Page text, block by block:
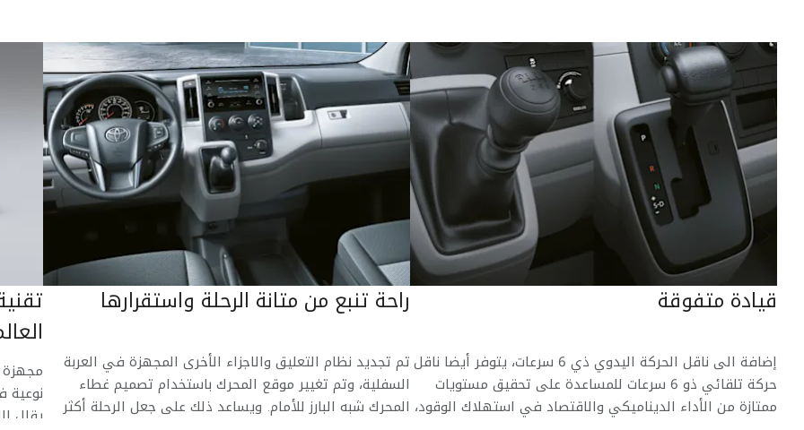
التالي
قيادة متفوقة
إضافة الى ناقل الحركة اليدوي ذي 6 سرعات، يتوفر أيضا ناقل
حركة تلقائي ذو 6 سرعات للمساعدة على تحقيق مستويات
ممتازة من الأداء الديناميكي والاقتصاد في استهلاك الوقود،
راحة تنبع من متانة الرحلة واستقرارها
تم تجديد نظام التعليق والاجزاء الأخرى المجهزة في العربة
السفلية، وتم تغيير موقع المحرك باستخدام تصميم غطاء
المحرك شبه البارز للأمام. ويساعد ذلك على جعل الرحلة أكثر
مجهزة
نوعية
يقلل